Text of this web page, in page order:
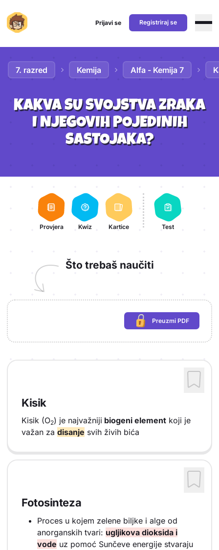
Prijavi se Registriraj se
7. razred Kemija Alfa - Kemija 7
KAKVA SU SVOJSTVA ZRAKA
I NJEGOVIH POJEDINIH
SASTOJAKA?
Aktivnosti lekcije
Provjera Kwiz Kartice Test
Što trebaš naučiti
Preuzmi PDF
(potrebna prijava)
Kisik
Kisik (O2) je najvažniji biogeni element koji je
važan za disanje svih živih bića
Fotosinteza
Proces u kojem zelene biljke i alge od
anorganskih tvari: ugljikova dioksida i
vode uz pomoć Sunčeve energije stvaraju